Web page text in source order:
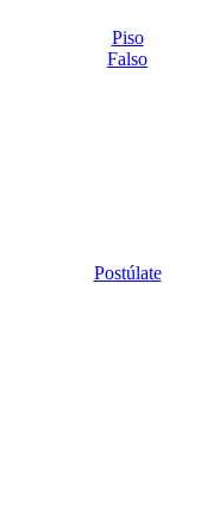
Piso
Falso
Postúlate